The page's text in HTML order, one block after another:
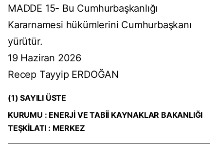
MADDE 15- Bu Cumhurbaşkanlığı
Kararnamesi hükümlerini Cumhurbaşkanı
yürütür.
19 Haziran 2026
Recep Tayyip ERDOĞAN
(1) SAYILI ÜSTE
KURUMU : ENERJİ VE TABİİ KAYNAKLAR BAKANLIĞI
TEŞKİLATI : MERKEZ